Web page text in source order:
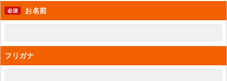
お名前
フリガナ